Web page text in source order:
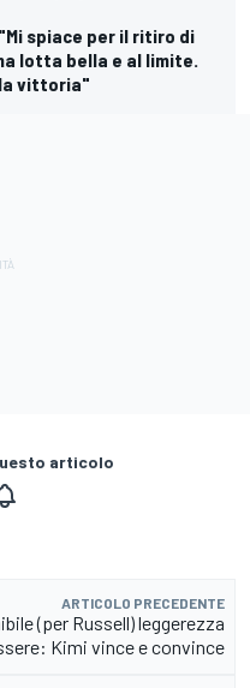
spiace per il ritiro di
lotta bella e al limite.
la vittoria"
articolo
ARTICOLO PRECEDENTE
(per Russell) leggerezza
Kimi vince e convince